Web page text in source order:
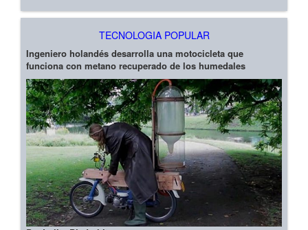
TECNOLOGIA POPULAR
Ingeniero holandés desarrolla una motocicleta que
funciona con metano recuperado de los humedales